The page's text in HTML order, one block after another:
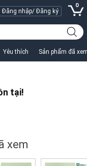
Đăng nhập/ Đăng ký
0
Yêu thích Sản phẩm đã
tại!
xem